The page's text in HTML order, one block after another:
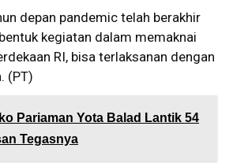
depan pandemic telah berakhir
kegiatan dalam memaknai
RI, bisa terlaksanan dengan
(PT)
Pariaman Yota Balad Lantik 54
Tegasnya